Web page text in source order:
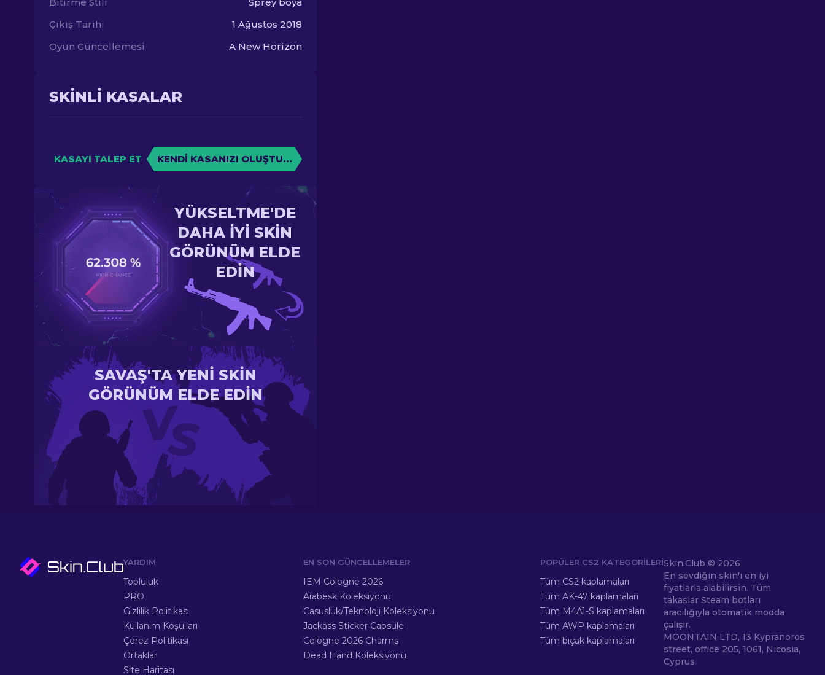
Çıkış Tarihi
1 Ağustos 2018
Oyun Güncellemesi
A New Horizon
SKINLI KASALAR
KASAYI TALEP ET KENDI KASANIZI OLUŞTURUN
YÜKSELTME'DE
DAHA IYI SKIN
GÖRÜNÜM ELDE
EDIN
SAVAŞ'TA YENI SKIN
GÖRÜNÜM ELDE EDIN
YARDIM
Topluluk
PRO
Gizlilik Politikası
Kullanım Koşulları
Çerez Politikası
Ortaklar
Site Haritası
EN SON GÜNCELLEMELER
IEM Cologne 2026
Arabesk Koleksiyonu
Casusluk/Teknoloji Koleksiyonu
Jackass Sticker Capsule
Cologne 2026 Charms
Dead Hand Koleksiyonu
POPÜLER CS2 KATEGORILERI
Tüm CS2 kaplamaları
Tüm AK-47 kaplamaları
Tüm M4A1-S kaplamaları
Tüm AWP kaplamaları
Tüm bıçak kaplamaları
Skin.Club © 2026
En sevdiğin skin'i en iyi
fiyatlarla alabilirsin. Tüm
takaslar Steam botları
aracılığıyla otomatik modda
çalışır.
MOONTAIN LTD, 13 Kypranoros
street, office 205, 1061, Nicosia,
Cyprus